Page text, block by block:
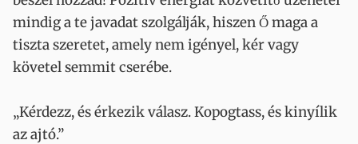
mindig a te javadat szolgálják, hiszen Ő maga a
tiszta szeretet, amely nem igényel, kér vagy
követel semmit cserébe.
„Kérdezz, és érkezik válasz. Kopogtass, és kinyílik
az ajtó.”